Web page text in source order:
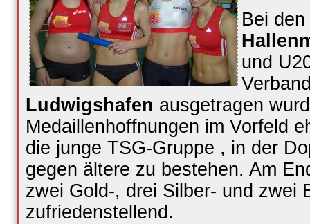
Bei den
und
Ludwigshafen ausgetragen
Medaillenhoffnungen im Vorfeld
die junge TSG-Gruppe , in der
gegen ältere zu bestehen. Am
zwei Gold-, drei Silber- und zwei
zufriedenstellend.